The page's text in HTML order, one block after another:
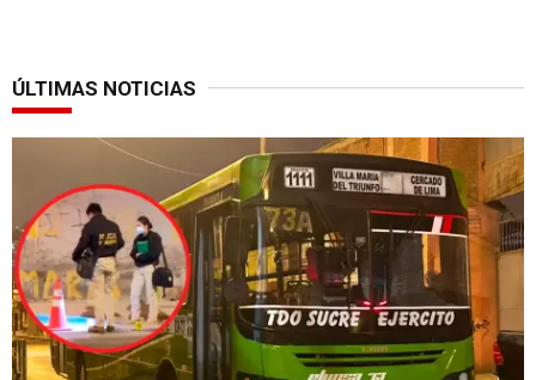
ÚLTIMAS NOTICIAS